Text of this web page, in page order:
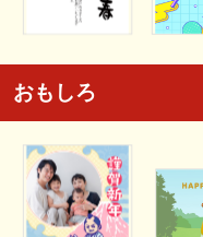
おもしろ